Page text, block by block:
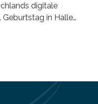
digitale
Geburtstag in Halle
in der
und der